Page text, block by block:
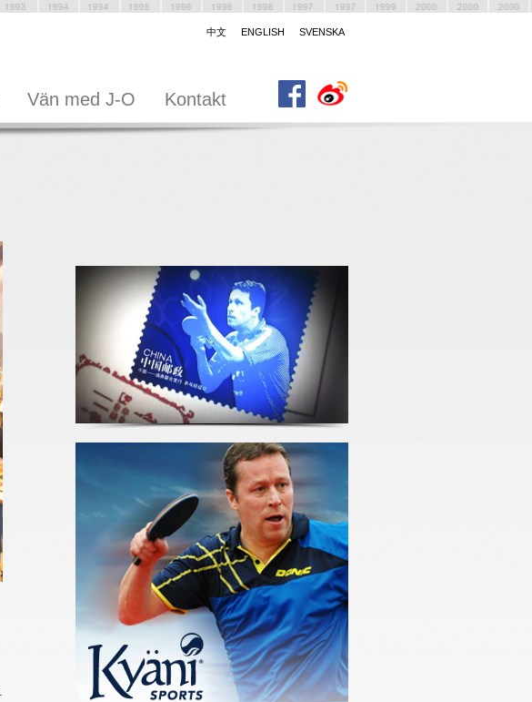
中文 ENGLISH SVENSKA
Vän med J-O Kontakt